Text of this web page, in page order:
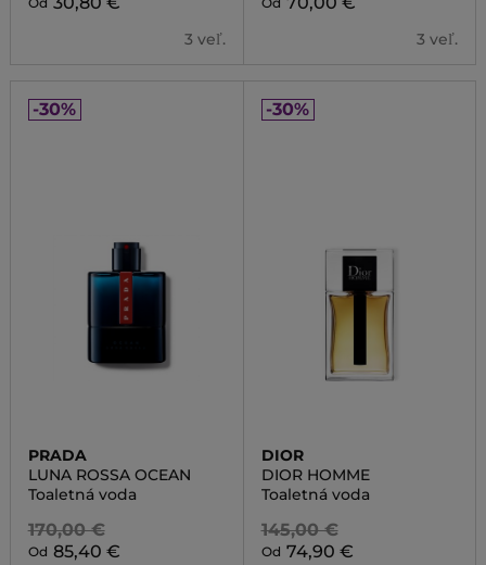
3 veľ. 3 veľ.
-30%
PRADA
LUNA ROSSA OCEAN
Toaletná voda
170,00 €
Od 85,40 €
-30%
DIOR
DIOR HOMME
Toaletná voda
145,00 €
Od 74,90 €